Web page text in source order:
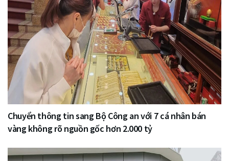
Chuyển thông tin sang Bộ Công an với 7 cá nhân bán
vàng không rõ nguồn gốc hơn 2.000 tỷ